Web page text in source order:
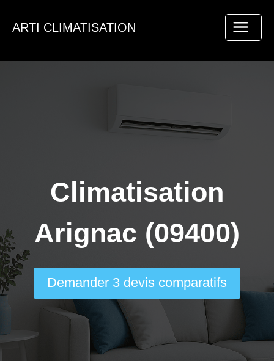
ARTI CLIMATISATION
Climatisation
Arignac (09400)
Demander 3 devis comparatifs